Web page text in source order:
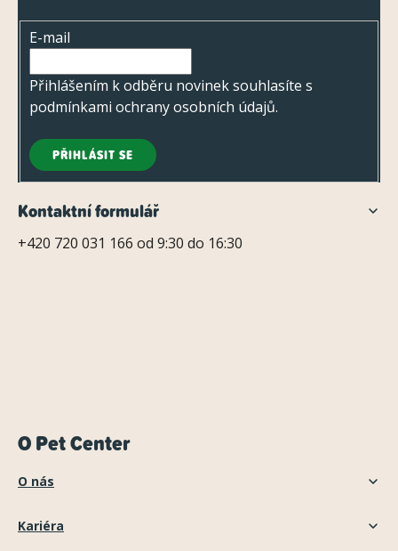
i
E-mail
Přihlášením k odběru novinek souhlasíte s
podmínkami ochrany osobních údajů.
PŘIHLÁSIT SE
Kontaktní formulář
+420 720 031 166 od 9:30 do 16:30
O Pet Center
O nás
Kariéra